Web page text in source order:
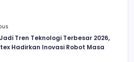
Tren Teknologi Terbesar 2026,
Hadirkan Inovasi Robot Masa